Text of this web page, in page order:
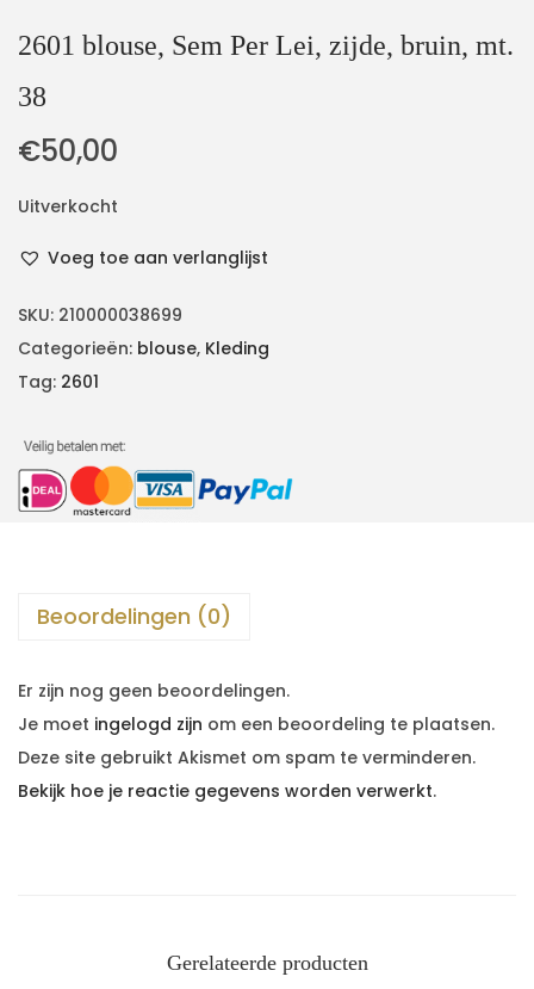
2601 blouse, Sem Per Lei, zijde, bruin, mt.
38
€50,00
Uitverkocht
Voeg toe aan verlanglijst
SKU: 210000038699
Categorieën: blouse, Kleding
Tag: 2601
Beoordelingen (0)
Er zijn nog geen beoordelingen.
Je moet ingelogd zijn om een beoordeling te plaatsen.
Deze site gebruikt Akismet om spam te verminderen.
Bekijk hoe je reactie gegevens worden verwerkt.
Gerelateerde producten